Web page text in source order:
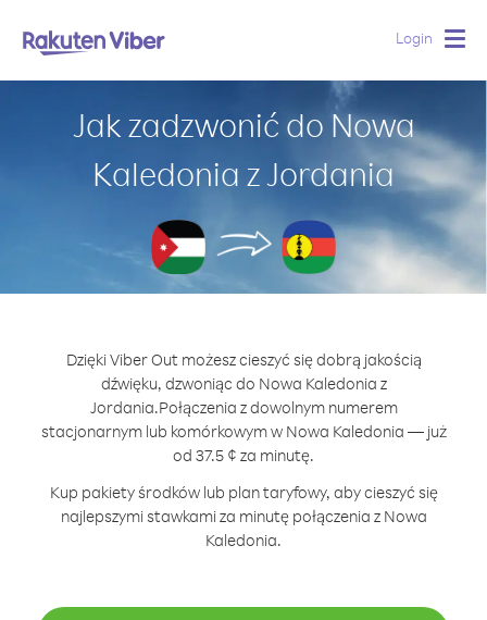
Login
Jak zadzwonić do Nowa
Kaledonia z Jordania
Dzięki Viber Out możesz cieszyć się dobrą jakością
dźwięku, dzwoniąc do Nowa Kaledonia z
Jordania.Połączenia z dowolnym numerem
stacjonarnym lub komórkowym w Nowa Kaledonia — już
od 37.5 ¢ za minutę.
Kup pakiety środków lub plan taryfowy, aby cieszyć się
najlepszymi stawkami za minutę połączenia z Nowa
Kaledonia.